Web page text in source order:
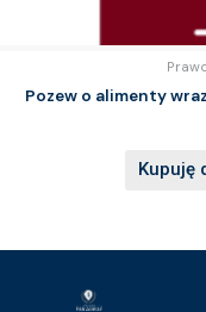
Pozew o alimenty
Kupuję